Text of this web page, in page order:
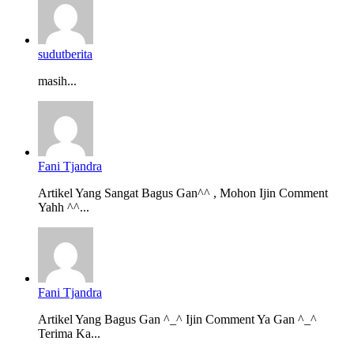
sudutberita
masih...
Fani Tjandra
Artikel Yang Sangat Bagus Gan^^ , Mohon Ijin Comment
Yahh ^^...
Fani Tjandra
Artikel Yang Bagus Gan ^_^ Ijin Comment Ya Gan ^_^
Terima Ka...